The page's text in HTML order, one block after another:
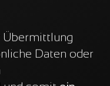
Übermittlung
Daten oder